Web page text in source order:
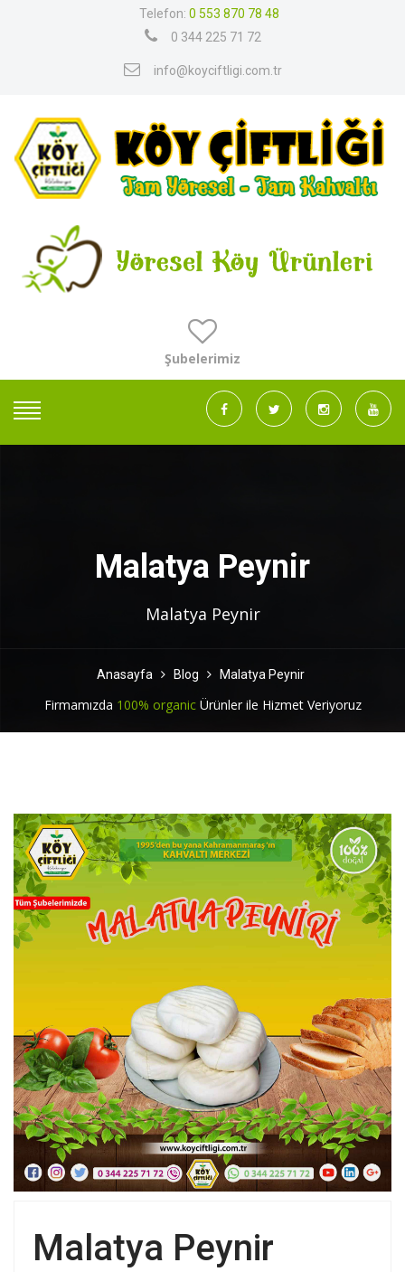
Telefon: 0 553 870 78 48
0 344 225 71 72
info@koyciftligi.com.tr
Şubelerimiz
Malatya Peynir
Malatya Peynir
Anasayfa Blog Malatya Peynir
Firmamızda 100% organicÜrünler ile Hizmet Veriyoruz
Malatya Peynir